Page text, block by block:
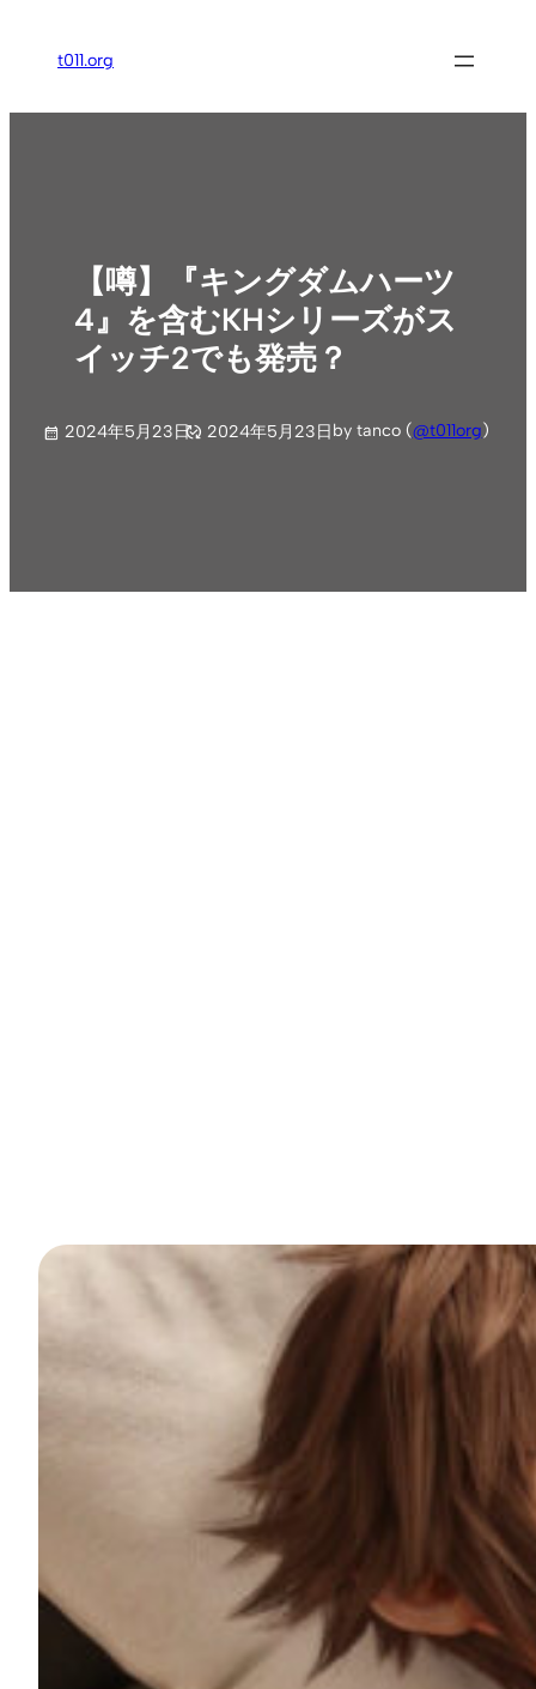
ス
t011.org
【噂】『キングダムハーツ
4』を含むKHシリーズがス
イッチ2でも発売？
2024年5月23日 2024年5月23日by tanco (@t011org)